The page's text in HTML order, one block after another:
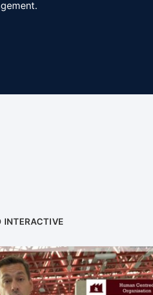
INTERACTIVE